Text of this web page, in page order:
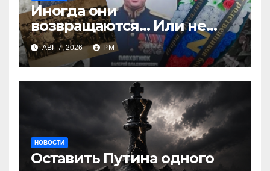
Иногда они
возвращаются… Или не
возвращаются
АВГ 7, 2026 РМ
НОВОСТИ
Оставить Путина одного